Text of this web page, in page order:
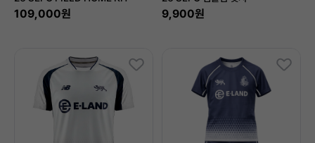
109,000원 9,900원